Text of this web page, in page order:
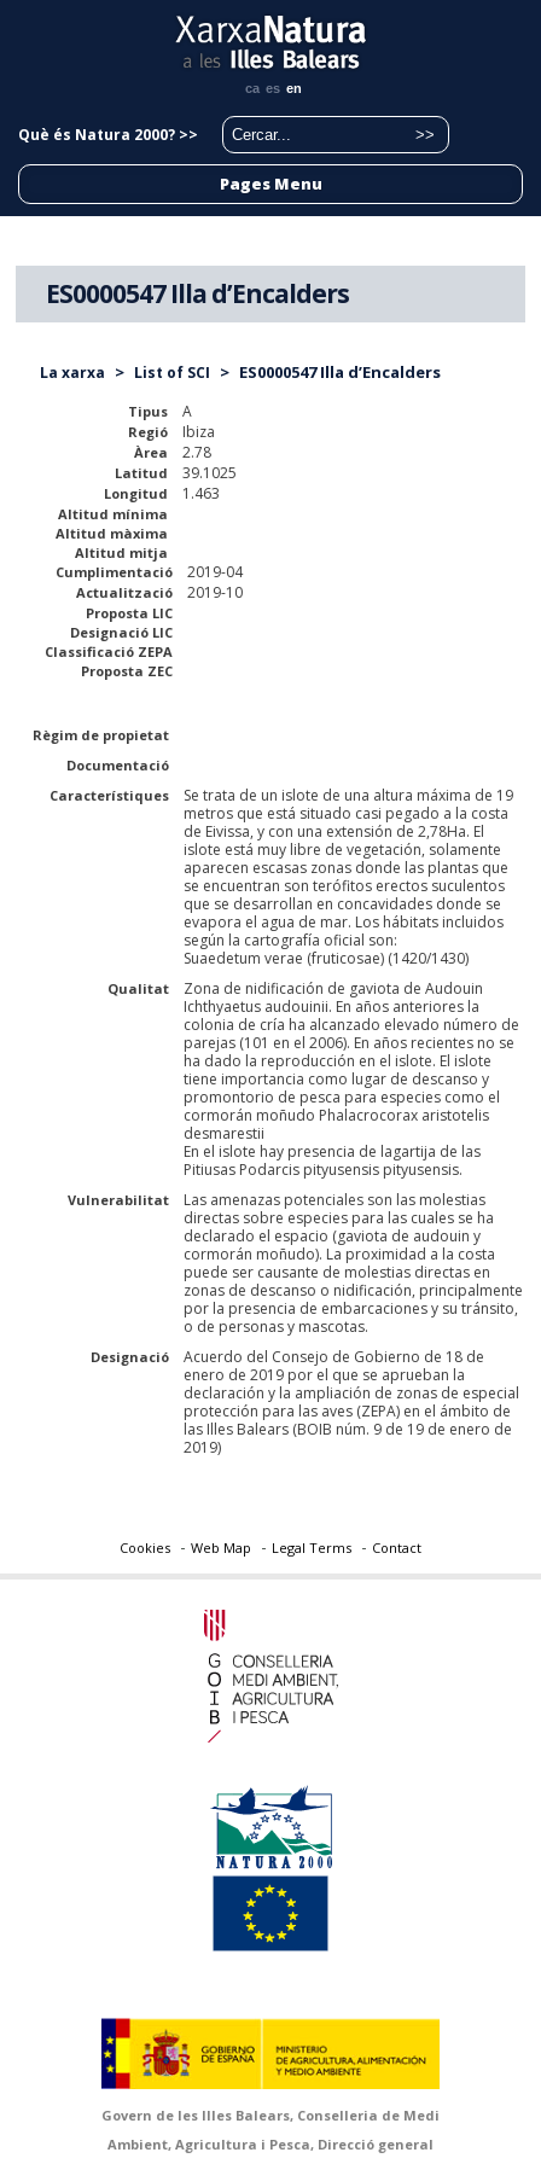
ca es en
Què és Natura 2000? >>
Pages Menu
ES0000547 Illa d’Encalders
La xarxa > List of SCI > ES0000547 Illa d’Encalders
Tipus A
Regió Ibiza
Àrea 2.78
Latitud 39.1025
Longitud 1.463
Altitud mínima
Altitud màxima
Altitud mitja
Cumplimentació
2019-04
Actualització 2019-10
Proposta LIC
Designació LIC
Classificació ZEPA
Proposta ZEC
Règim de propietat
Documentació
Característiques
Se trata de un islote de una altura máxima de 19
metros que está situado casi pegado a la costa
de Eivissa, y con una extensión de 2,78Ha. El
islote está muy libre de vegetación, solamente
aparecen escasas zonas donde las plantas que
se encuentran son terófitos erectos suculentos
que se desarrollan en concavidades donde se
evapora el agua de mar. Los hábitats incluidos
según la cartografía oficial son:
Suaedetum verae (fruticosae) (1420/1430)
Qualitat
Zona de nidificación de gaviota de Audouin
Ichthyaetus audouinii. En años anteriores la
colonia de cría ha alcanzado elevado número de
parejas (101 en el 2006). En años recientes no se
ha dado la reproducción en el islote. El islote
tiene importancia como lugar de descanso y
promontorio de pesca para especies como el
cormorán moñudo Phalacrocorax aristotelis
desmarestii
En el islote hay presencia de lagartija de las
Pitiusas Podarcis pityusensis pityusensis.
Vulnerabilitat
Las amenazas potenciales son las molestias
directas sobre especies para las cuales se ha
declarado el espacio (gaviota de audouin y
cormorán moñudo). La proximidad a la costa
puede ser causante de molestias directas en
zonas de descanso o nidificación, principalmente
por la presencia de embarcaciones y su tránsito,
o de personas y mascotas.
Designació
Acuerdo del Consejo de Gobierno de 18 de
enero de 2019 por el que se aprueban la
declaración y la ampliación de zonas de especial
protección para las aves (ZEPA) en el ámbito de
las Illes Balears (BOIB núm. 9 de 19 de enero de
2019)
Cookies Web Map Legal Terms Contact
Govern de les Illes Balears, Conselleria de Medi
Ambient, Agricultura i Pesca, Direcció general